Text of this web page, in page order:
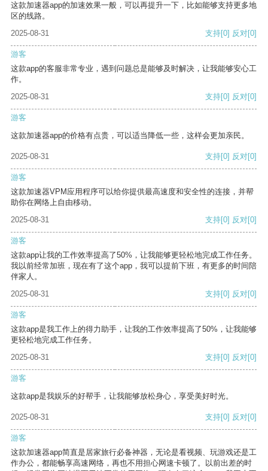
这款加速器app的加速效果一般，可以再提升一下，比如能够支持更多地
区的线路。
2025-08-31
支持[0] 反对[0]
游客
这款app的客服非常专业，遇到问题总是能够及时解决，让我能够安心工
作。
2025-08-31
支持[0] 反对[0]
游客
这款加速器app的价格有点贵，可以适当降低一些，这样会更加亲民。
2025-08-31 支持[0] 反对[0]
游客
这款加速器VPM应用程序可以给你提供最高速度和安全性的连接，并帮
助你在网络上自由移动。
2025-08-31
支持[0] 反对[0]
游客
这款app让我的工作效率提高了50%，让我能够更轻松地完成工作任务。
我以前经常加班，现在有了这个app，我可以提前下班，有更多的时间陪
伴家人。
2025-08-31
支持[0] 反对[0]
游客
这款app是我工作上的得力助手，让我的工作效率提高了50%，让我能够
更轻松地完成工作任务。
2025-08-31
支持[0] 反对[0]
游客
这款app是我娱乐的好帮手，让我能够放松身心，享受美好时光。
2025-08-31 支持[0] 反对[0]
游客
这款加速器app简直是居家旅行必备神器，无论是看视频、玩游戏还是工
作办公，都能畅享高速网络，再也不用担心网速卡顿了。以前出差的时